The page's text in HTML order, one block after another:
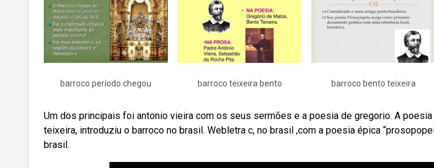
barroco período chegou barroco teixeira bento barroco bento teixeira
Um dos principais foi antonio vieira com os seus sermões e a poesia de gregorio. A poesia
teixeira, introduziu o barroco no brasil. Webletra c, no brasil ,com a poesia épica
brasil.